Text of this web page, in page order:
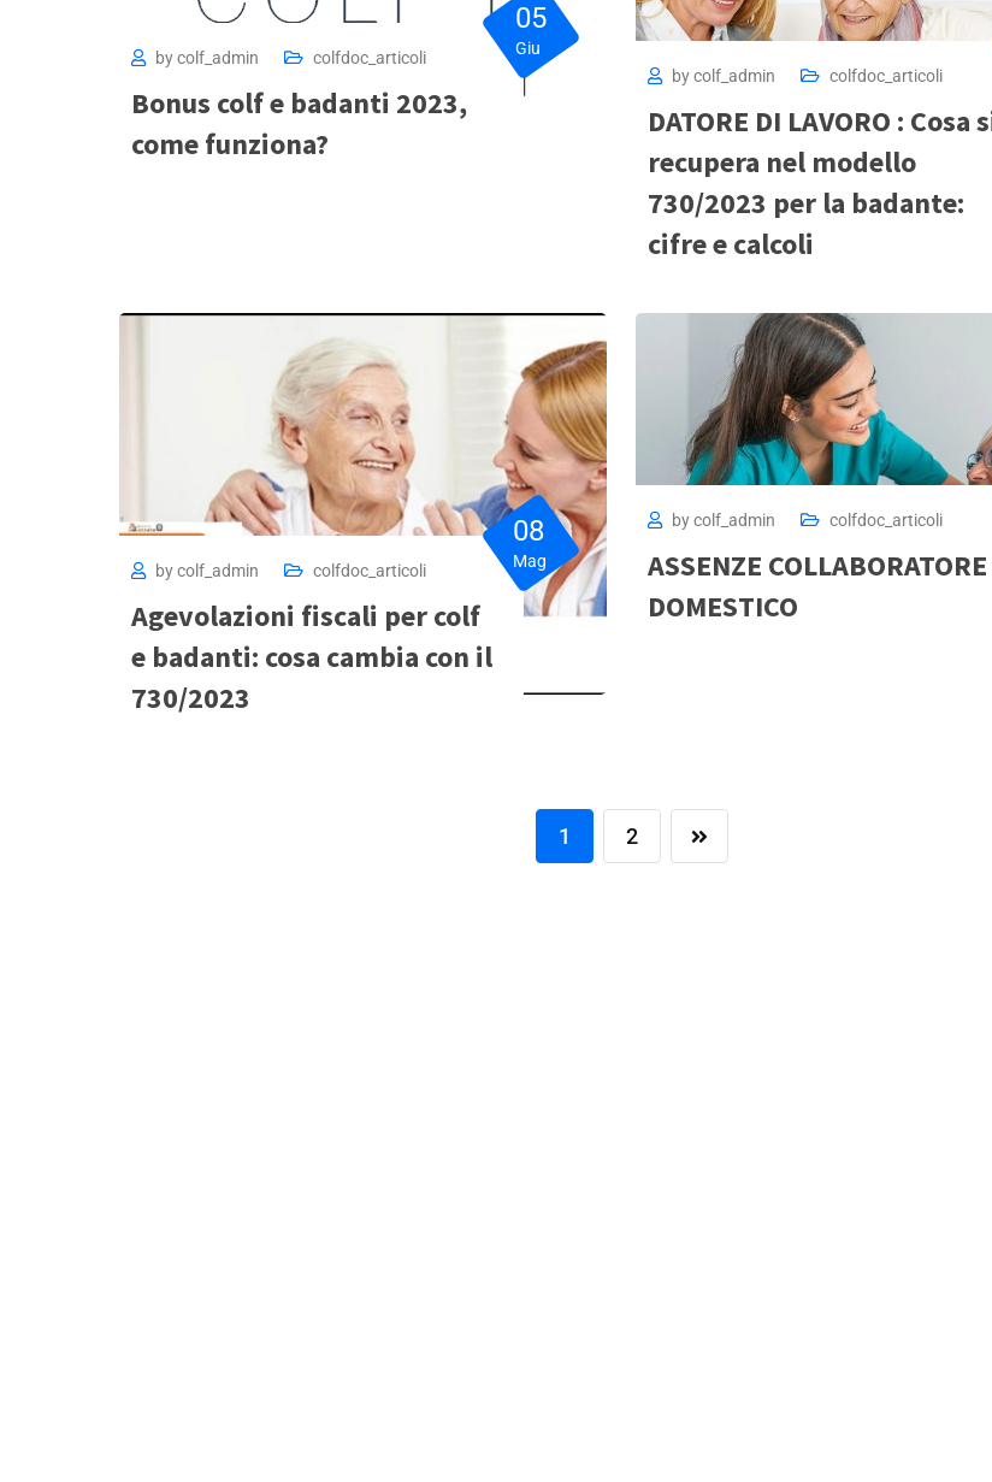
bycolf_admin colfdoc_articoli
Bonus colf e badanti 2023,
come funziona?
05
Giu
bycolf_admin colfdoc_articoli
DATORE DI LAVORO : Cosa
recupera nel modello
730/2023 per la badante:
cifre e calcoli
bycolf_admin colfdoc_articoli
Agevolazioni fiscali per colf
e badanti: cosa cambia con il
730/2023
08
Mag
bycolf_admin colfdoc_articoli
ASSENZE COLLABORATORE
DOMESTICO
1 2